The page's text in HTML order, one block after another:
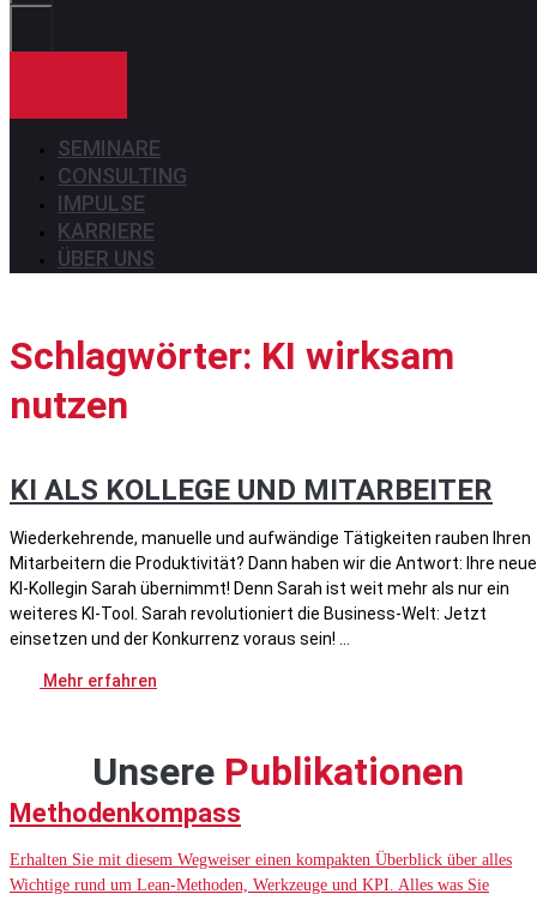
SEMINARE
CONSULTING
IMPULSE
KARRIERE
ÜBER UNS
Schlagwörter: KI wirksam
nutzen
KI ALS KOLLEGE UND MITARBEITER
Wiederkehrende, manuelle und aufwändige Tätigkeiten rauben Ihren
Mitarbeitern die Produktivität? Dann haben wir die Antwort: Ihre neue
KI-Kollegin Sarah übernimmt! Denn Sarah ist weit mehr als nur ein
weiteres KI-Tool. Sarah revolutioniert die Business-Welt: Jetzt
einsetzen und der Konkurrenz voraus sein!
Mehr erfahren
Unsere Publikationen
Methodenkompass
Erhalten Sie mit diesem Wegweiser einen kompakten Überblick über alles
Wichtige rund um Lean-Methoden, Werkzeuge und KPI. Alles was Sie